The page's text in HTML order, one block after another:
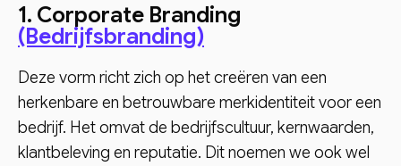
1. Corporate Branding
(Bedrijfsbranding)
Deze vorm richt zich op het creëren van een
herkenbare en betrouwbare merkidentiteit voor een
bedrijf. Het omvat de bedrijfscultuur, kernwaarden,
klantbeleving en reputatie. Dit noemen we ook wel